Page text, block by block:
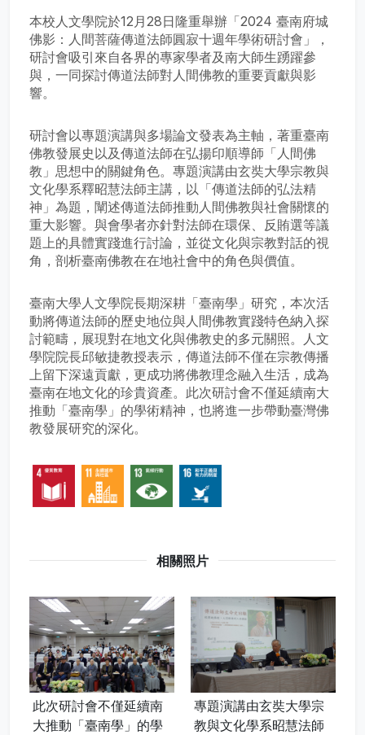
本校人文學院於12月28日隆重舉辦「2024 臺南府城
佛影：人間菩薩傳道法師圓寂十週年學術研討會」，
研討會吸引來自各界的專家學者及南大師生踴躍參
與，一同探討傳道法師對人間佛教的重要貢獻與影
響。
研討會以專題演講與多場論文發表為主軸，著重臺南
佛教發展史以及傳道法師在弘揚印順導師「人間佛
教」思想中的關鍵角色。專題演講由玄奘大學宗教與
文化學系釋昭慧法師主講，以「傳道法師的弘法精
神」為題，闡述傳道法師推動人間佛教與社會關懷的
重大影響。與會學者亦針對法師在環保、反賄選等議
題上的具體實踐進行討論，並從文化與宗教對話的視
角，剖析臺南佛教在在地社會中的角色與價值。
臺南大學人文學院長期深耕「臺南學」研究，本次活
動將傳道法師的歷史地位與人間佛教實踐特色納入探
討範疇，展現對在地文化與佛教史的多元關照。人文
學院院長邱敏捷教授表示，傳道法師不僅在宗教傳播
上留下深遠貢獻，更成功將佛教理念融入生活，成為
臺南在地文化的珍貴資產。此次研討會不僅延續南大
推動「臺南學」的學術精神，也將進一步帶動臺灣佛
教發展研究的深化。
相關照片
專題演講由玄奘大學宗
教與文化學系昭慧法師
本次活動將傳道法師的
歷史地位與人間佛教實